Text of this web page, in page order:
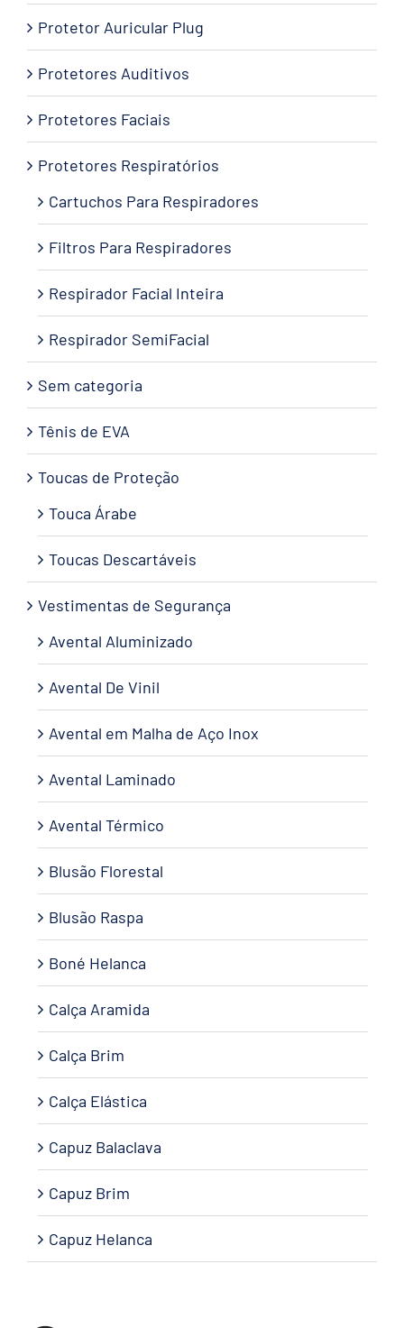
Protetor Auricular Plug
Protetores Auditivos
Protetores Faciais
Protetores Respiratórios
Cartuchos Para Respiradores
Filtros Para Respiradores
Respirador Facial Inteira
Respirador SemiFacial
Sem categoria
Tênis de EVA
Toucas de Proteção
Touca Árabe
Toucas Descartáveis
Vestimentas de Segurança
Avental Aluminizado
Avental De Vinil
Avental em Malha de Aço Inox
Avental Laminado
Avental Térmico
Blusão Florestal
Blusão Raspa
Boné Helanca
Calça Aramida
Calça Brim
Calça Elástica
Capuz Balaclava
Capuz Brim
Capuz Helanca